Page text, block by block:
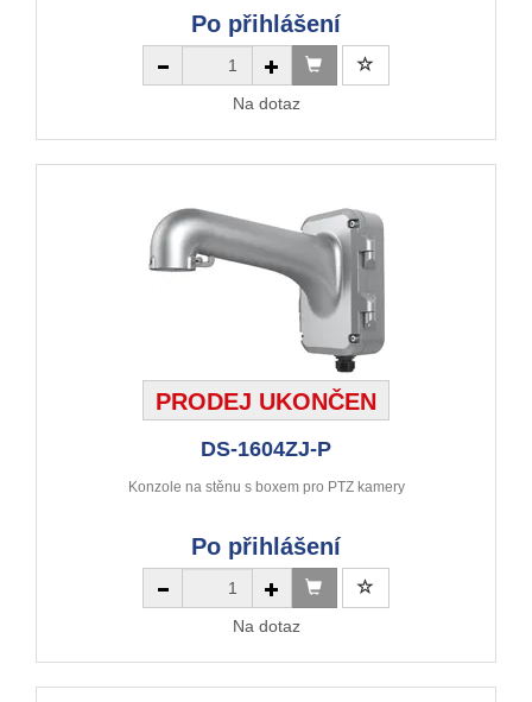
Po přihlášení
Na dotaz
PRODEJ UKONČEN
DS-1604ZJ-P
Konzole na stěnu s boxem pro PTZ kamery
Po přihlášení
Na dotaz